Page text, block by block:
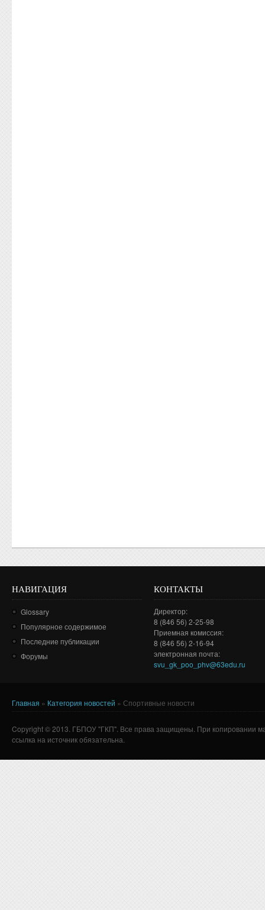
НАВИГАЦИЯ
Glossary
Популярное содержимое
Последние публикации
Форумы
КОНТАКТЫ
Директор:
8 (846 56) 2-25-98
Приемная комиссия:
8 (846 56) 2-16-94
электронная почта:
svu_gk_poo_phv@63edu.ru
Вы здесь
Главная » Категория новостей » Спортивные новости
Copyright © 2013. ГБПОУ "ГКП". Все права защищены. При копировании
ссылка на источник обязательна.